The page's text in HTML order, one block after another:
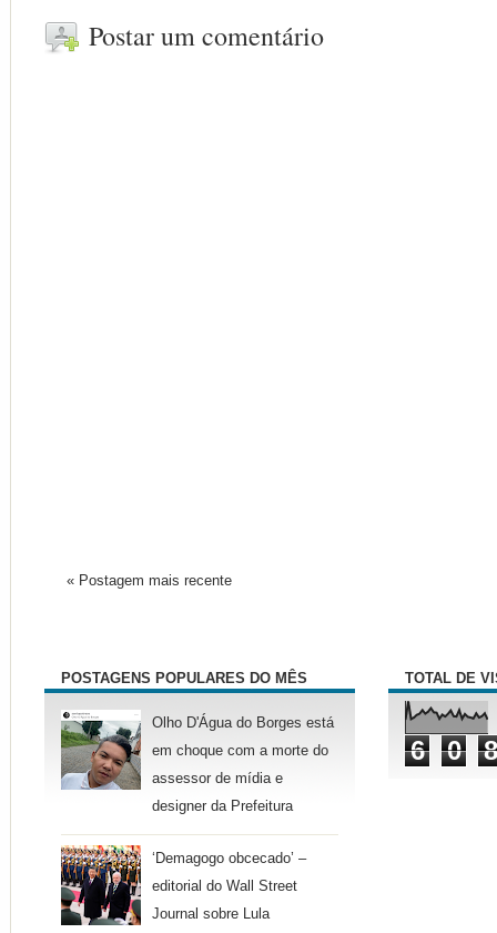
Postar um comentário
« Postagem mais recente
POSTAGENS POPULARES DO MÊS
Olho D'Água do Borges está
em choque com a morte do
assessor de mídia e
designer da Prefeitura
‘Demagogo obcecado’ –
editorial do Wall Street
Journal sobre Lula
TOTAL DE
6 0 8